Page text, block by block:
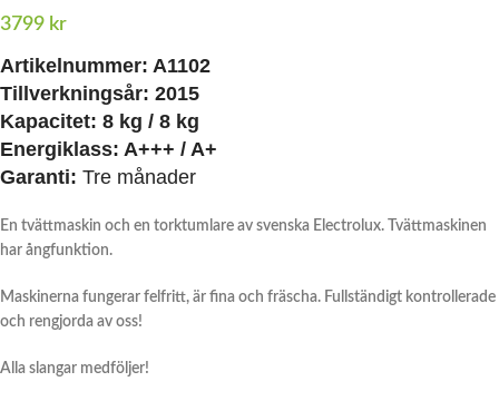
3799 kr
Artikelnummer: A1102
Tillverkningsår: 2015
Kapacitet: 8 kg / 8 kg
Energiklass: A+++ / A+
Garanti: Tre månader
En tvättmaskin och en torktumlare av svenska Electrolux. Tvättmaskinen
har ångfunktion.
Maskinerna fungerar felfritt, är fina och fräscha. Fullständigt kontrollerade
och rengjorda av oss!
Alla slangar medföljer!